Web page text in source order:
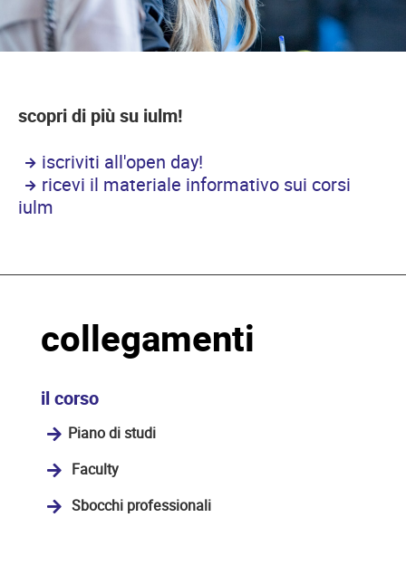
scopri di più su iulm!
iscriviti all'open day!
ricevi il materiale informativo sui corsi
iulm
collegamenti
il corso
Piano di studi
Faculty
Sbocchi professionali